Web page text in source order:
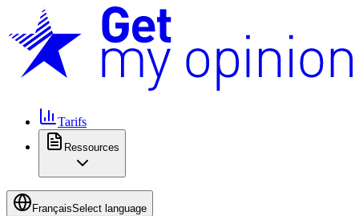
Tarifs
Ressources
FrançaisSelect language